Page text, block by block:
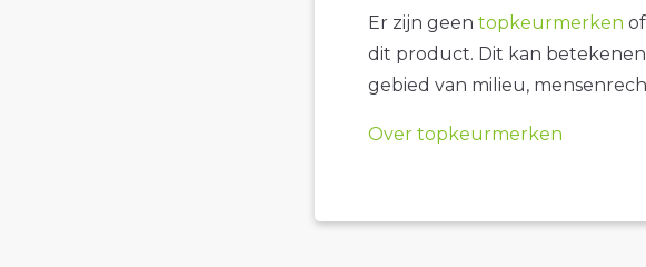
Er zijn geen topkeurmerken
dit product. Dit kan
gebied van milieu,
Over topkeurmerken